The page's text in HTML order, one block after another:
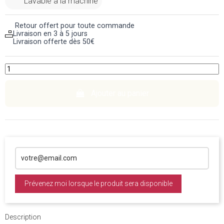
Retour offert pour toute commande
Livraison en 3 à 5 jours
Livraison offerte dès 50€
Prévenez moi lorsque le produit sera disponible
Description